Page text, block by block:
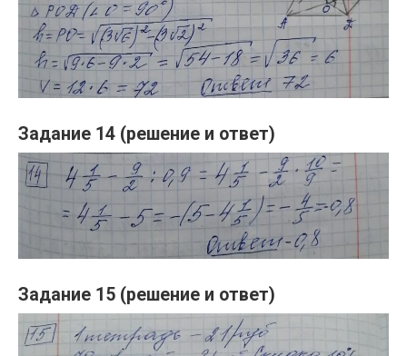
Задание 14 (решение и ответ)
Задание 15 (решение и ответ)